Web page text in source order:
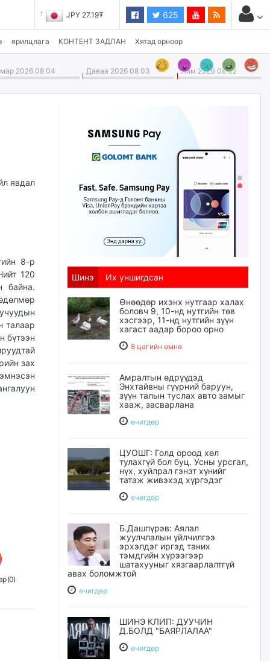
JPY 27.19₮ 625
ярилцлага КОНТЕНТ ЗАДЛАН Хятад орноор
2026 08 04 Даваа 2026 08 03 Ням 2026 08 02
явдал
8-р
120
байна.
талаар
бүтээн
зах
(0)
Шинэ Их уншигдсан
Өнөөдөр ихэнх нутгаар халах
боловч 9, 10-нд нутгийн төв
хэсгээр, 11-нд нутгийн зүүн
хагаст аадар бороо орно
8 цагийн өмнө
Амралтын өдрүүдэд
Энхтайвны гүүрний баруун,
зүүн талын туслах авто замыг
хааж, засварлана
өчигдѳр
ЦУОШГ: Голд ороод хөл
тулахгүй бол буц. Усны урсгал,
нүх, хуйлрал гэнэт хүнийг
татаж живэхэд хүргэдэг
өчигдѳр
Б.Дашпүрэв: Аялал
жуулчлалын үйлчилгээ
эрхэлдэг иргэд таних
тэмдгийн хүрээгээр
шатахууныг хязгаарлалтгүй
авах боломжтой
өчигдѳр
ШИНЭ КЛИП: ДУУЧИН
Д.БОЛД "БАЯРЛАЛАА"
өчигдѳр